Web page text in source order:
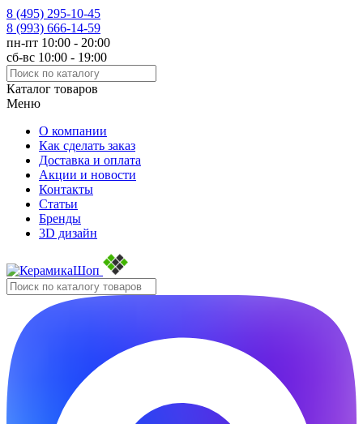
8 (495) 295-10-45
8 (993) 666-14-59
пн-пт 10:00 - 20:00
сб-вс 10:00 - 19:00
Каталог товаров
Меню
О компании
Как сделать заказ
Доставка и оплата
Акции и новости
Контакты
Статьи
Бренды
3D дизайн